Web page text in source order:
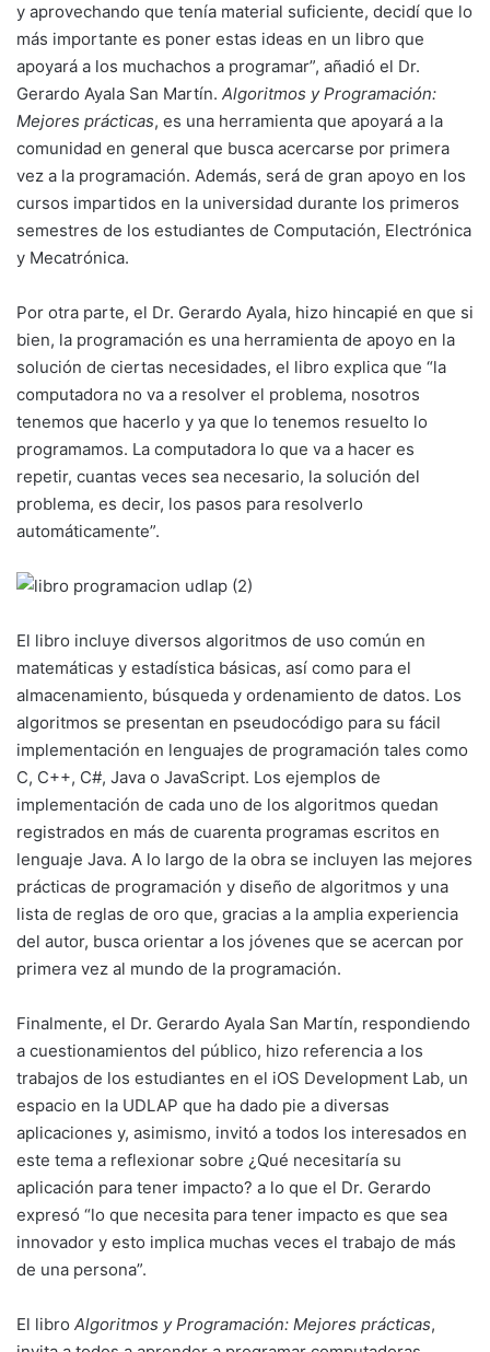
y aprovechando que tenía material suficiente, decidí que lo
más importante es poner estas ideas en un libro que
apoyará a los muchachos a programar”, añadió el Dr.
Gerardo Ayala San Martín. Algoritmos y Programación:
Mejores prácticas, es una herramienta que apoyará a la
comunidad en general que busca acercarse por primera
vez a la programación. Además, será de gran apoyo en los
cursos impartidos en la universidad durante los primeros
semestres de los estudiantes de Computación, Electrónica
y Mecatrónica.
Por otra parte, el Dr. Gerardo Ayala, hizo hincapié en que si
bien, la programación es una herramienta de apoyo en la
solución de ciertas necesidades, el libro explica que “la
computadora no va a resolver el problema, nosotros
tenemos que hacerlo y ya que lo tenemos resuelto lo
programamos. La computadora lo que va a hacer es
repetir, cuantas veces sea necesario, la solución del
problema, es decir, los pasos para resolverlo
automáticamente”.
El libro incluye diversos algoritmos de uso común en
matemáticas y estadística básicas, así como para el
almacenamiento, búsqueda y ordenamiento de datos. Los
algoritmos se presentan en pseudocódigo para su fácil
implementación en lenguajes de programación tales como
C, C++, C#, Java o JavaScript. Los ejemplos de
implementación de cada uno de los algoritmos quedan
registrados en más de cuarenta programas escritos en
lenguaje Java. A lo largo de la obra se incluyen las mejores
prácticas de programación y diseño de algoritmos y una
lista de reglas de oro que, gracias a la amplia experiencia
del autor, busca orientar a los jóvenes que se acercan por
primera vez al mundo de la programación.
Finalmente, el Dr. Gerardo Ayala San Martín, respondiendo
a cuestionamientos del público, hizo referencia a los
trabajos de los estudiantes en el iOS Development Lab, un
espacio en la UDLAP que ha dado pie a diversas
aplicaciones y, asimismo, invitó a todos los interesados en
este tema a reflexionar sobre ¿Qué necesitaría su
aplicación para tener impacto? a lo que el Dr. Gerardo
expresó “lo que necesita para tener impacto es que sea
innovador y esto implica muchas veces el trabajo de más
de una persona”.
El libro Algoritmos y Programación: Mejores prácticas,